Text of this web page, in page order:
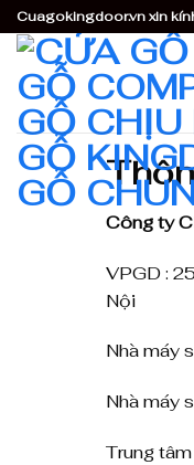
Skip
to
content
Cuagokingdoor.vn xin
Công ty
VPGD :
Nội
Nhà máy
Nhà máy
Trung